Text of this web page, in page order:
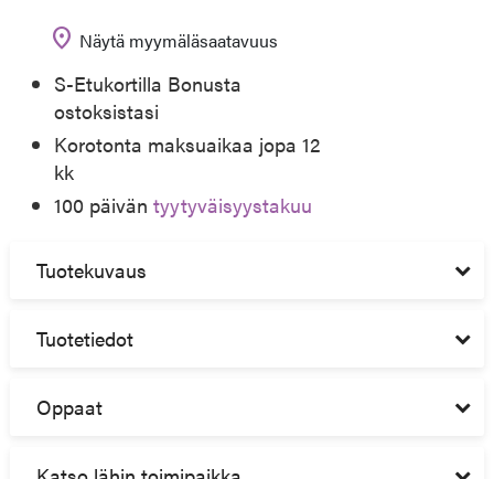
location_on Näytä myymäläsaatavuus
S-Etukortilla Bonusta
ostoksistasi
Korotonta maksuaikaa jopa 12
kk
100 päiväntyytyväisyystakuu
Tuotekuvaus
Tuotetiedot
Oppaat